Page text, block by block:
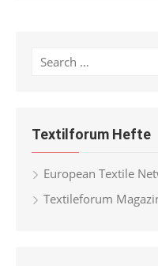
Search
Textilforum Hefte
European Textile
Textileforum